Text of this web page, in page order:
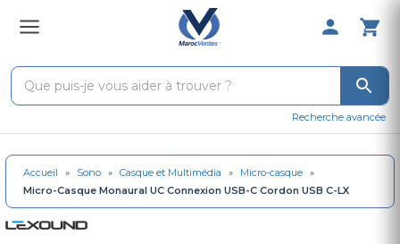
0 Produit
Recherche avancée
Accueil » Sono » Casque et Multimédia » Micro-casque »
Micro-Casque Monaural UC Connexion USB-C Cordon USB C-LX